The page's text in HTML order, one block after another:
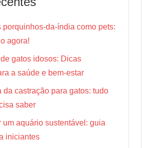
porquinhos-da-índia como pets:
agora!
gatos idosos: Dicas
a saúde e bem-estar
da castração para gatos: tudo
saber
um aquário sustentável: guia
iniciantes